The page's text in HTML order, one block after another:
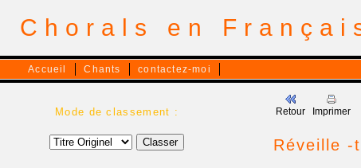
Chorals en
Accueil Chants contactez-moi
Mode de classement : Retour Imprimer
Réveille -